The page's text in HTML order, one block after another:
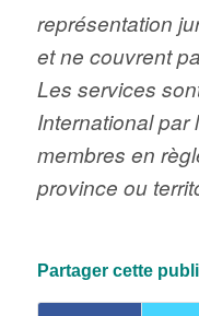
représentation
et ne couvrent
Les services
International par
membres en
province ou
Partager cette